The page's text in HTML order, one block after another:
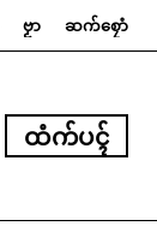
ဗၟာ ဆက်စၠောံ
ထံက်ပၚ်